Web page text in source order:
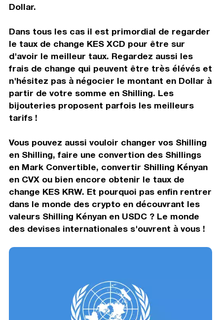
Dollar.
Dans tous les cas il est primordial de regarder
le taux de change KES XCD pour être sur
d'avoir le meilleur taux. Regardez aussi les
frais de change qui peuvent être très élévés et
n'hésitez pas à négocier le montant en Dollar à
partir de votre somme en Shilling. Les
bijouteries proposent parfois les meilleurs
tarifs !
Vous pouvez aussi vouloir changer vos Shilling
en Shilling, faire une convertion des Shillings
en Mark Convertible, convertir Shilling Kényan
en CVX ou bien encore obtenir le taux de
change KES KRW. Et pourquoi pas enfin rentrer
dans le monde des crypto en découvrant les
valeurs Shilling Kényan en USDC ? Le monde
des devises internationales s'ouvrent à vous !